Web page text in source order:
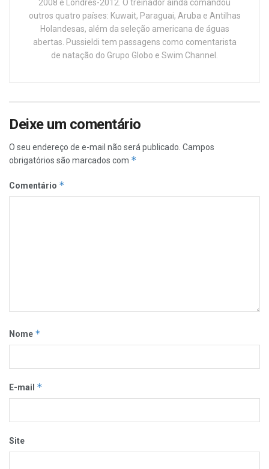
2008 e Londres-2012. O treinador ainda comandou
outros quatro países: Kuwait, Paraguai, Aruba e Antilhas
Holandesas, além da seleção americana de águas
abertas. Pussieldi tem passagens como comentarista
de natação do Grupo Globo e Swim Channel.
Deixe um comentário
O seu endereço de e-mail não será publicado. Campos
obrigatórios são marcados com *
Comentário *
Nome *
E-mail *
Site